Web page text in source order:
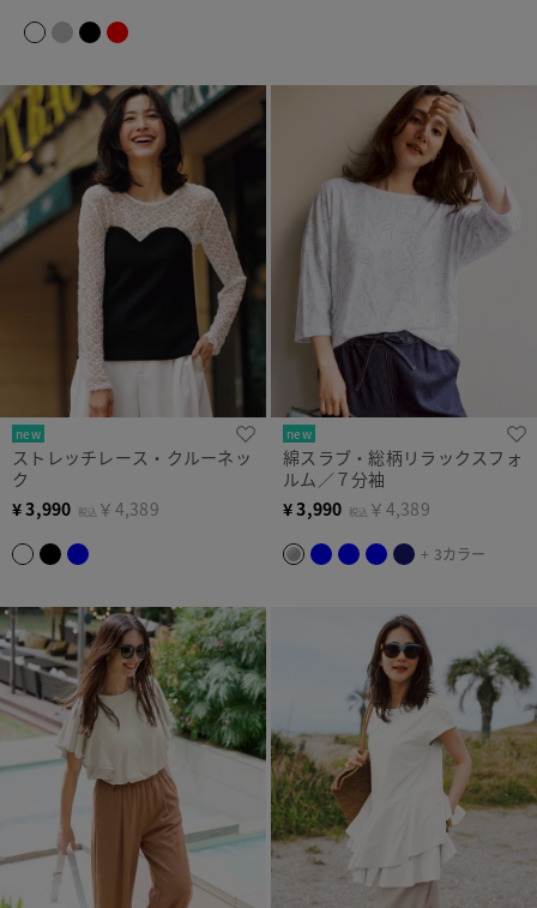
new
ストレッチレース・クルーネッ
ク
¥3,990 税込 ￥4,389
new
綿スラブ・総柄リラックスフォ
ルム／７分袖
¥3,990 税込 ￥4,389
+ 3カラー